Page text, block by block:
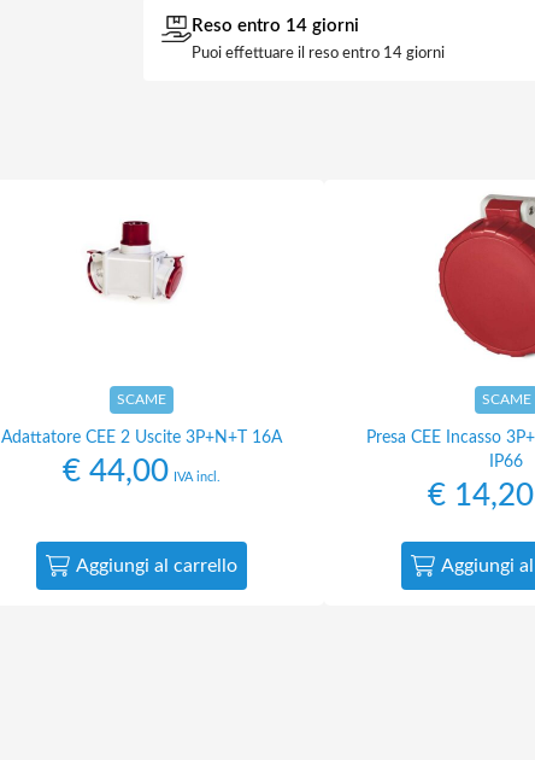
Reso entro 14 giorni
Puoi effettuare il reso entro 14 giorni
SCAME
Adattatore CEE 2 Uscite 3P+N+T 16A
€ 44,00 IVA incl.
Aggiungi al carrello
SCAME
Presa CEE Incasso
IP66
€14,20
Aggiungi